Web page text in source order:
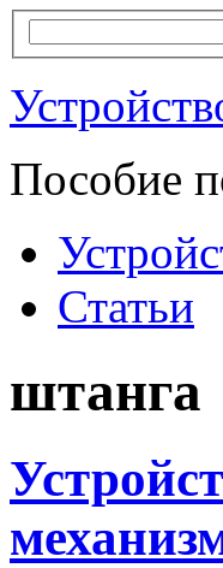
Пособие
Статьи
штанга